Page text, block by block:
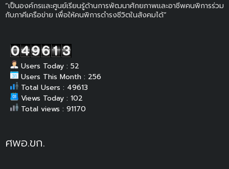
“เป็นองค์กรและศูนย์เรียนรู้ด้านการพัฒนาศักยภาพและอาชีพคนพิการร่วม
กับภาคีเครือข่าย เพื่อให้คนพิการดำรงชีวิตในสังคมได้”
Users Today : 52
Users This Month : 256
Total Users : 49613
Views Today : 102
Total views : 91170
ศพอ.ขก.